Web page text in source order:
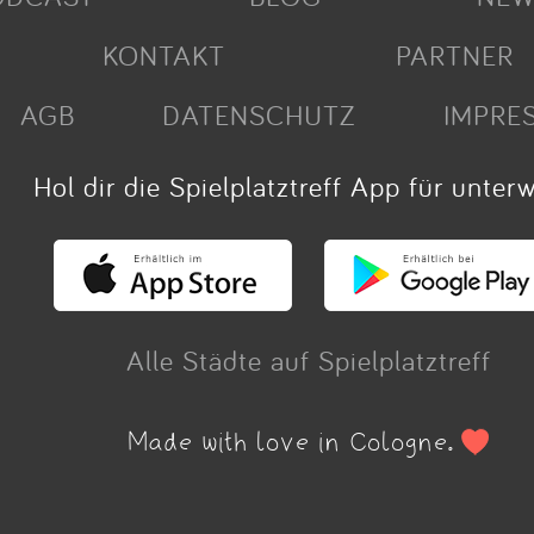
KONTAKT
PARTNER
AGB
DATENSCHUTZ
Hol dir die Spielplatztreff App für
Alle Städte auf Spielplatztreff
Made with love in Cologne.